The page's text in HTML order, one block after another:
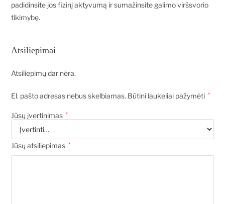
padidinsite jos fizinį aktyvumą ir sumažinsite galimo viršsvorio
tikimybę.
Atsiliepimai
Atsiliepimų dar nėra.
El. pašto adresas nebus skelbiamas. Būtini laukeliai pažymėti *
Jūsų įvertinimas *
Jūsų atsiliepimas *